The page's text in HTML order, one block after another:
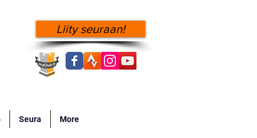
Liity seuraan!
Seura More